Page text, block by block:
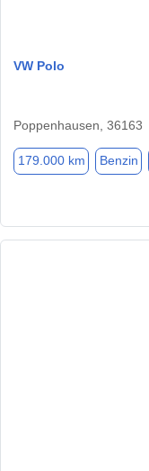
VW Polo
Poppenhausen, 36163
179.000 km Benzin